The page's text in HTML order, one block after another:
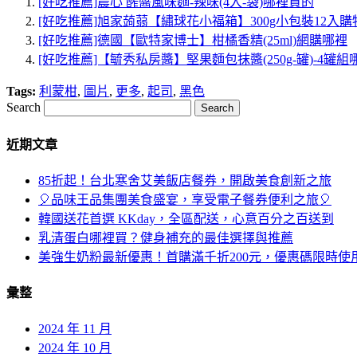
[好吃推薦]旭家蒟蒻【繡球花小福箱】300g小包裝12入購
[好吃推薦]德國【歐特家博士】柑橘香精(25ml)網購哪裡
[好吃推薦]【毓秀私房醬】堅果麵包抹醬(250g-罐)-4罐組
Tags: 利蒙柑, 圖片 , 更多, 起司 , 黑色
Search
近期文章
85折起！台北寒舍艾美飯店餐券，開啟美食創新之旅
🎈品味王品集團美食盛宴，享受電子餐券便利之旅🎈
韓國送花首選 KKday，全區配送，心意百分之百送到
乳清蛋白哪裡買？健身補充的最佳選擇與推薦
美強生奶粉最新優惠！首購滿千折200元，優惠碼限時使
彙整
2024 年 11 月
2024 年 10 月